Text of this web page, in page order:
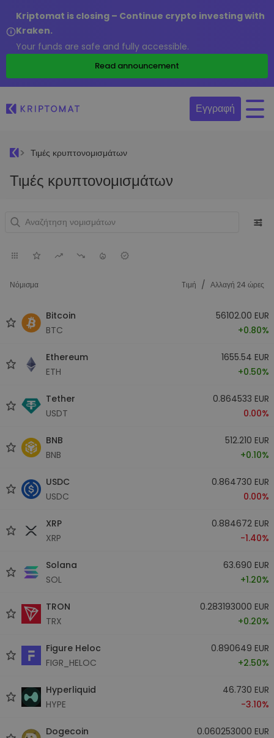
Kriptomat is closing – Continue crypto investing with
Kraken.
Your funds are safe and fully accessible.
Read announcement
Εγγραφή
Τιμές κρυπτονομισμάτων
Τιμές κρυπτονομισμάτων
Νόμισμα Tιμή / Αλλαγή 24 ώρες
Bitcoin
BTC
56102.00 EUR
+0.80%
Ethereum
ETH
1655.54 EUR
+0.50%
Tether
USDT
0.864533 EUR
0.00%
BNB
BNB
512.210 EUR
+0.10%
USDC
USDC
0.864730 EUR
0.00%
XRP
XRP
0.884672 EUR
-1.40%
Solana
SOL
63.690 EUR
+1.20%
TRON
TRX
0.283193000 EUR
+0.20%
Figure Heloc
FIGR_HELOC
0.890649 EUR
+2.50%
Hyperliquid
HYPE
46.730 EUR
-3.10%
Dogecoin
0.060253000 EUR